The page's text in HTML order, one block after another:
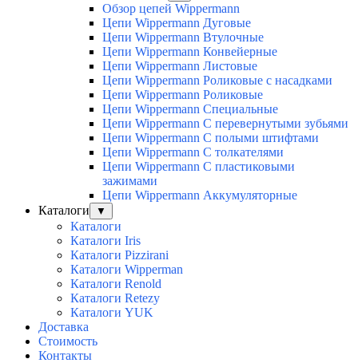
Обзор цепей Wippermann
Цепи Wippermann Дуговые
Цепи Wippermann Втулочные
Цепи Wippermann Конвейерные
Цепи Wippermann Листовые
Цепи Wippermann Роликовые с насадками
Цепи Wippermann Роликовые
Цепи Wippermann Специальные
Цепи Wippermann С перевернутыми зубьями
Цепи Wippermann С полыми штифтами
Цепи Wippermann С толкателями
Цепи Wippermann С пластиковыми
зажимами
Цепи Wippermann Аккумуляторные
Каталоги
▼
Каталоги
Каталоги Iris
Каталоги Pizzirani
Каталоги Wipperman
Каталоги Renold
Каталоги Retezy
Каталоги YUK
Доставка
Стоимость
Контакты